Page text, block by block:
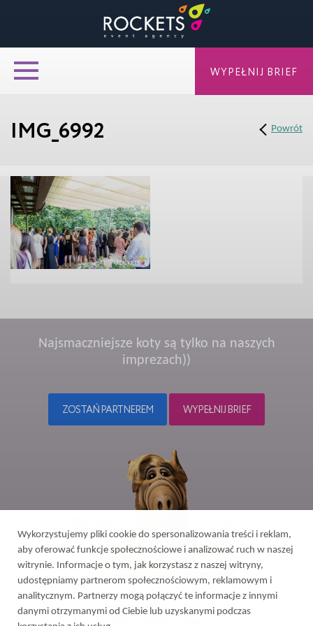
IMG_6992 Powrót
Najsmaczniejsze koty są tylko na naszych
imprezach))
ZOSTAŃ PARTNEREM WYPEŁNIJ BRIEF
WYPEŁNIJ BRIEF
Wykorzystujemy pliki cookie do spersonalizowania treści i reklam,
aby oferować funkcje społecznościowe i analizować ruch w naszej
witrynie. Informacje o tym, jak korzystasz z naszej witryny,
udostępniamy partnerom społecznościowym, reklamowym i
analitycznym. Partnerzy mogą połączyć te informacje z innymi
danymi otrzymanymi od Ciebie lub uzyskanymi podczas